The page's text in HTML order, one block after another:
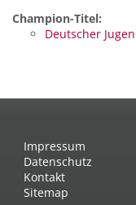
Champion-Titel:
Deutscher
Impressum
Datenschutz
Kontakt
Sitemap